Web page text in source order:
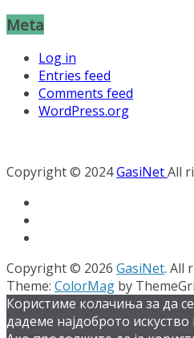
Meta
Log in
Entries feed
Comments feed
WordPress.org
Copyright © 2024GasiNetAll
Copyright © 2026 GasiNet. All
Theme: ColorMag by
Користиме колачиња за да
дадеме најдоброто